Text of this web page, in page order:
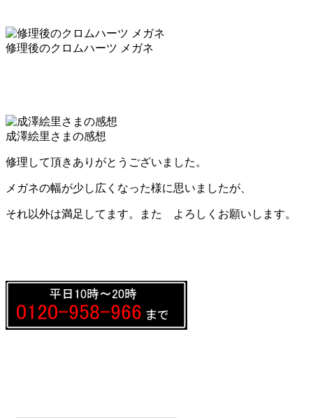
修理後のクロムハーツ メガネ
成澤絵里さまの感想
修理して頂きありがとうございました。
メガネの幅が少し広くなった様に思いましたが、
それ以外は満足してます。また よろしくお願いします。